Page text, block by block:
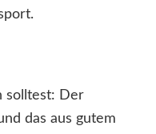
solltest: Der
das aus gutem